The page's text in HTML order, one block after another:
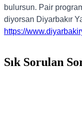
bulursun. Pair
diyorsan Diyarbakır
https://
Sık Sorulan